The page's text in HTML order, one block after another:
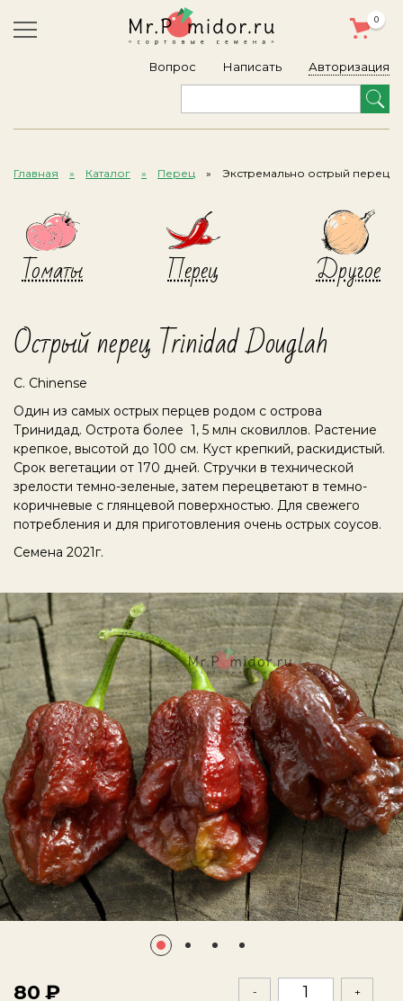
Вопрос Написать
0
Авторизация
Главная Каталог Перец Экстремально острый перец
Томаты Перец Другое
Острый перец Trinidad Douglah
C. Chinense
Один из самых острых перцев родом с острова
Тринидад. Острота более 1, 5 млн сковиллов. Растение
крепкое, высотой до 100 см. Куст крепкий, раскидистый.
Срок вегетации от 170 дней. Стручки в технической
зрелости темно-зеленые, затем перецветают в темно-
коричневые с глянцевой поверхностью. Для свежего
потребления и для приготовления очень острых соусов.
Семена 2021г.
80 - +